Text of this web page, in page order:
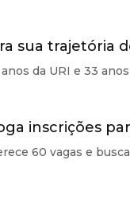
sua trajetória
da URI e 33
inscrições
60 vagas e